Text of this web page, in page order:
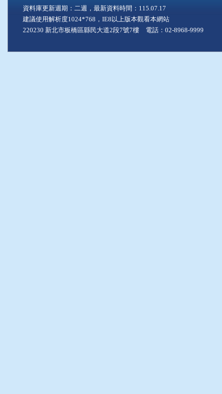
資料庫更新週期：二週，最新資料時間：115.07.17
建議使用解析度1024*768，IE8以上版本觀看本網站
220230 新北市板橋區縣民大道2段7號7樓 電話：02-8968-9999